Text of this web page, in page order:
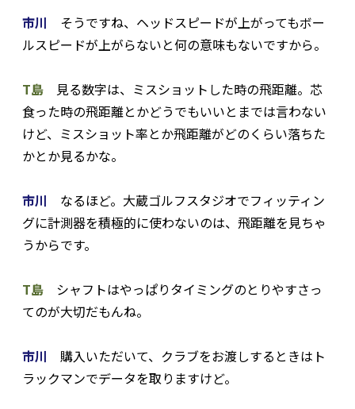
市川 そうですね、ヘッドスピードが上がってもボー
ルスピードが上がらないと何の意味もないですから。
T島 見る数字は、ミスショットした時の飛距離。芯
食った時の飛距離とかどうでもいいとまでは言わない
けど、ミスショット率とか飛距離がどのくらい落ちた
かとか見るかな。
市川 なるほど。大蔵ゴルフスタジオでフィッティン
グに計測器を積極的に使わないのは、飛距離を見ちゃ
うからです。
T島 シャフトはやっぱりタイミングのとりやすさっ
てのが大切だもんね。
市川 購入いただいて、クラブをお渡しするときはト
ラックマンでデータを取りますけど。